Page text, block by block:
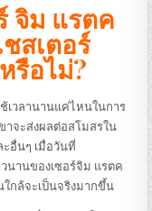
จิม แรตค
สเตอร์
รือไม่?
เวลานานแค่ไหนในการ
าจะส่งผลต่อสโมสรใน
ะอื่นๆ เมื่อวันที่
นานของเซอร์จิม แรตค
ใกล้จะเป็นจริงมากขึ้น